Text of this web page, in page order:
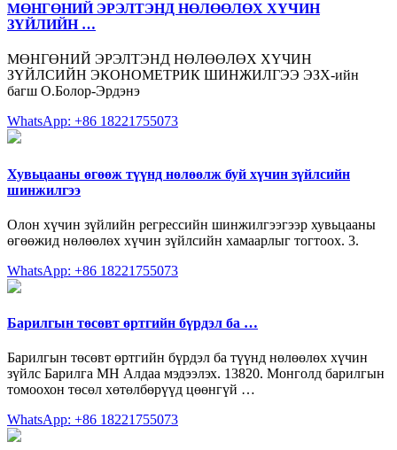
МӨНГӨНИЙ ЭРЭЛТЭНД НӨЛӨӨЛӨХ ХҮЧИН
ЗҮЙЛИЙН …
МӨНГӨНИЙ ЭРЭЛТЭНД НӨЛӨӨЛӨХ ХҮЧИН
ЗҮЙЛСИЙН ЭКОНОМЕТРИК ШИНЖИЛГЭЭ ЭЗХ-ийн
багш О.Болор-Эрдэнэ
WhatsApp: +86 18221755073
Хувьцааны өгөөж түүнд нөлөөлж буй хүчин зүйлсийн
шинжилгээ
Олон хүчин зүйлийн регрессийн шинжилгээгээр хувьцааны
өгөөжид нөлөөлөх хүчин зүйлсийн хамаарлыг тогтоох. 3.
WhatsApp: +86 18221755073
Барилгын төсөвт өртгийн бүрдэл ба …
Барилгын төсөвт өртгийн бүрдэл ба түүнд нөлөөлөх хүчин
зүйлс Барилга МН Алдаа мэдээлэх. 13820. Монголд барилгын
томоохон төсөл хөтөлбөрүүд цөөнгүй …
WhatsApp: +86 18221755073